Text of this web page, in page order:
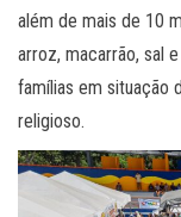
além de mais de 10
arroz, macarrão, sal
famílias em situação
religioso.